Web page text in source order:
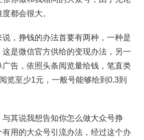
都会很大。
，挣钱的办法首要有两种，一种是
是微信官方供给的变现办法，另一
告，依照头条阅览量给钱，笔直类
览至少1元，一般号能够给到0.3到
其说我想告知你怎么做大众号挣
用的大众号引流办法，经过这个办